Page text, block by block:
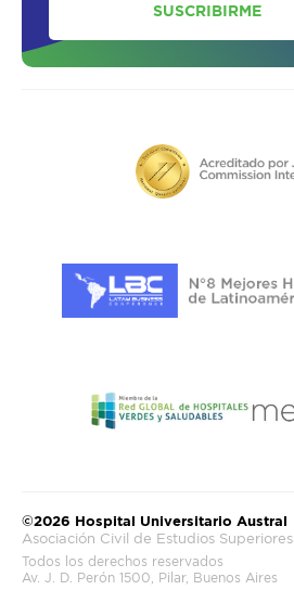
SUSCRIBIRME
©2026 Hospital Universitario Austral
Asociación Civil de Estudios Superiores
Todos los derechos reservados
Av. J. D. Perón 1500, Pilar, Buenos Aires